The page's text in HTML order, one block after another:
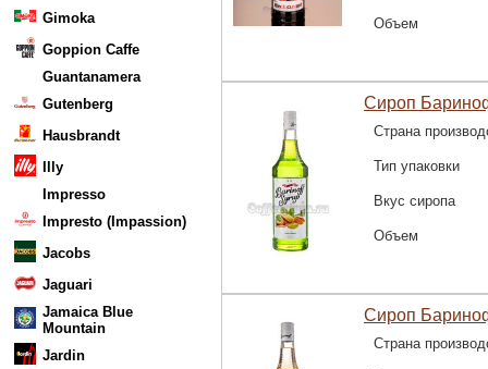
Gimoka
Goppion Caffe
Guantanamera
Gutenberg
Hausbrandt
Illy
Impresso
Impresto (Impassion)
Jacobs
Jaguari
Jamaica Blue
Mountain
Jardin
Объем
Сироп
Страна
Тип упаковки
Вкус сиропа
Объем
Сироп
Страна